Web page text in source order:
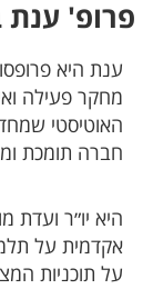
פרופ' ענת
ענת היא
מחקר פעילה
האוטיסטי
חברה תומכת
היא יו״ר
אקדמית על
על תוכניות